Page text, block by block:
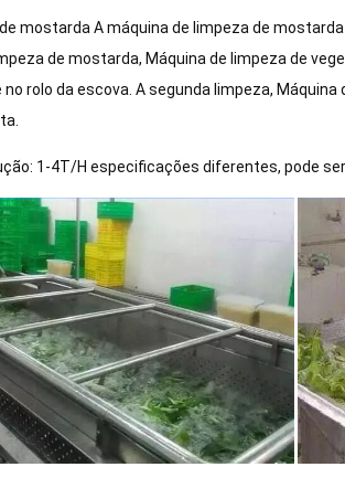
mostarda A máquina de limpeza de
de mostarda, Máquina de limpeza de
rolo da escova. A segunda limpeza,
1-4T/H especificações diferentes, pode